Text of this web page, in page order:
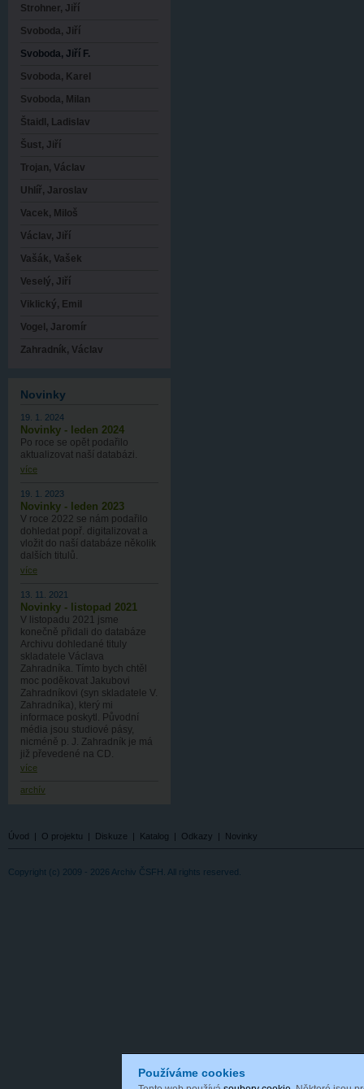
Strohner, Jiří
Svoboda, Jiří
Svoboda, Jiří F.
Svoboda, Karel
Svoboda, Milan
Štaidl, Ladislav
Šust, Jiří
Trojan, Václav
Uhlíř, Jaroslav
Vacek, Miloš
Václav, Jiří
Vašák, Vašek
Veselý, Jiří
Viklický, Emil
Vogel, Jaromír
Zahradník, Václav
Novinky
19. 1. 2024
Novinky - leden 2024
Po roce se opět podařilo
aktualizovat naší databázi.
více
19. 1. 2023
Novinky - leden 2023
V roce 2022 se nám podařilo
dohledat popř. digitalizovat a
vložit do naší databáze několik
dalších titulů.
více
13. 11. 2021
Novinky - listopad 2021
V listopadu 2021 jsme
konečně přidali do databáze
Archivu dohledané tituly
skladatele Václava
Zahradníka. Tímto bych chtěl
moc poděkovat Jakubovi
Zahradníkovi (syn skladatele V.
Zahradníka), který mi
informace poskytl. Původní
média jsou studiové pásy,
nicméně p. J. Zahradník je má
již převedené na CD.
více
archív
Úvod O projektu Diskuze Katalog Odkazy Novinky
Copyright (c) 2009 - 2026 Archiv ČSFH. All rights reserved.
Používáme cookies